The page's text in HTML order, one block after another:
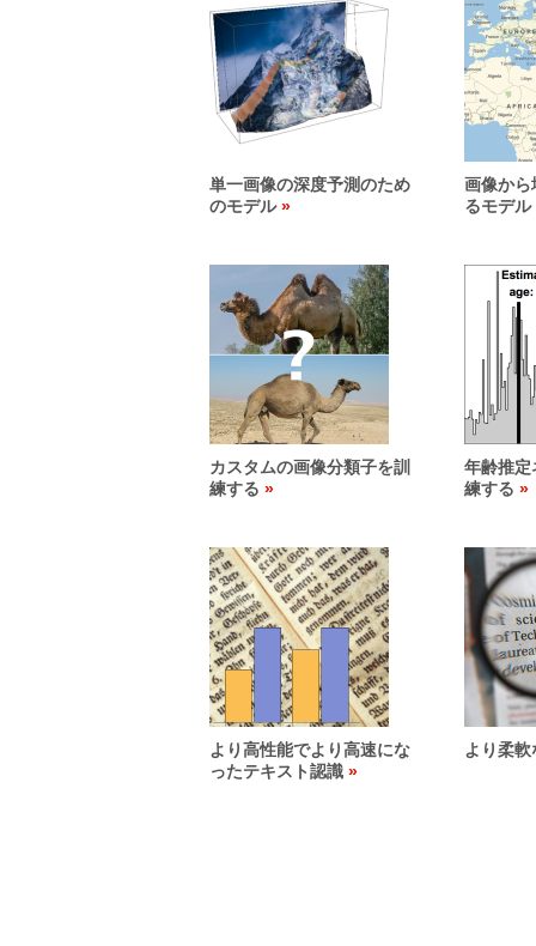
単一画像の深度予測のため
のモデル
画像から
るモデル
カスタムの画像分類子を訓
練する
年齢推定
練する
より高性能でより高速にな
ったテキスト認識
より柔